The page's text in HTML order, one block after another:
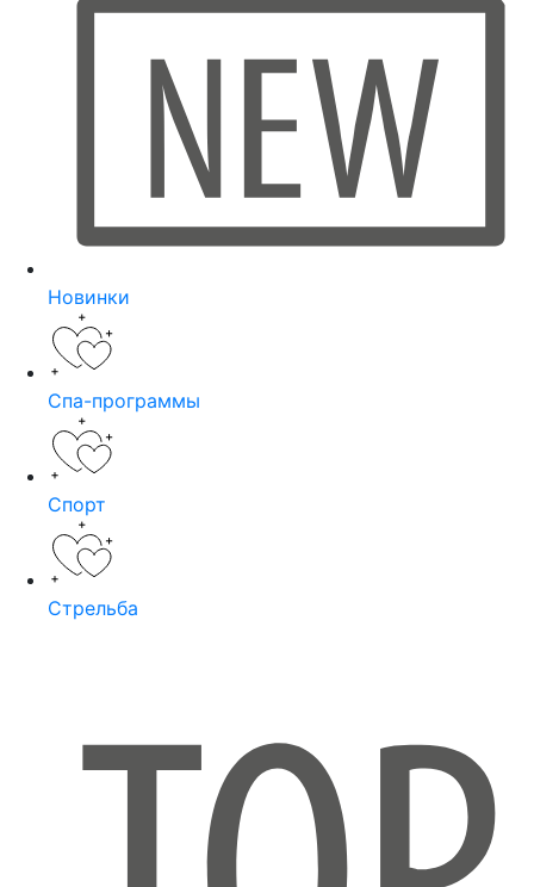
Новинки
Спа-программы
Спорт
Стрельба